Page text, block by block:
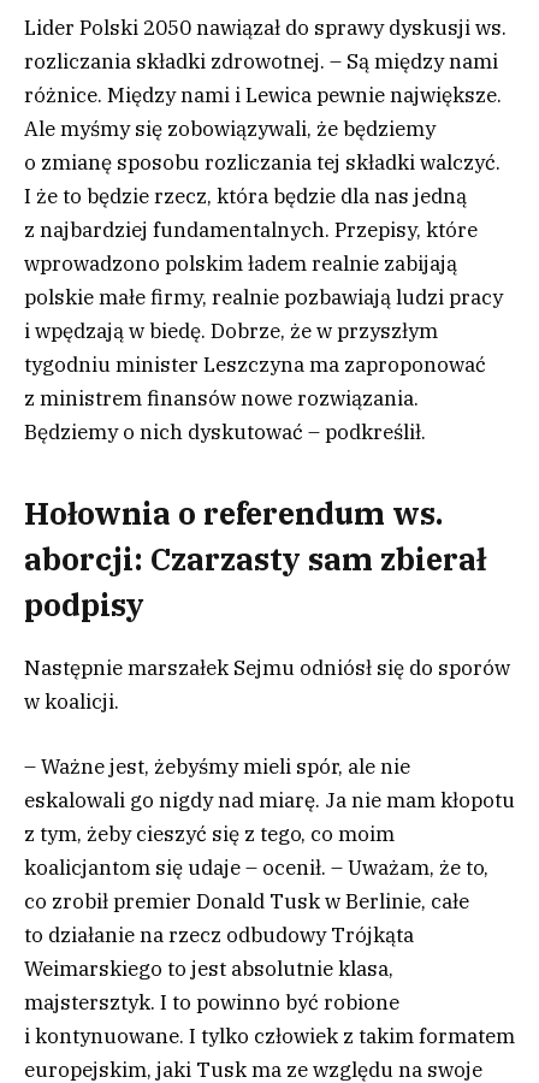
Lider Polski 2050 nawiązał do sprawy dyskusji ws.
rozliczania składki zdrowotnej. – Są między nami
różnice. Między nami i Lewica pewnie największe.
Ale myśmy się zobowiązywali, że będziemy
o zmianę sposobu rozliczania tej składki walczyć.
I że to będzie rzecz, która będzie dla nas jedną
z najbardziej fundamentalnych. Przepisy, które
wprowadzono polskim ładem realnie zabijają
polskie małe firmy, realnie pozbawiają ludzi pracy
i wpędzają w biedę. Dobrze, że w przyszłym
tygodniu minister Leszczyna ma zaproponować
z ministrem finansów nowe rozwiązania.
Będziemy o nich dyskutować – podkreślił.
Hołownia o referendum ws.
aborcji: Czarzasty sam zbierał
podpisy
Następnie marszałek Sejmu odniósł się do sporów
w koalicji.
– Ważne jest, żebyśmy mieli spór, ale nie
eskalowali go nigdy nad miarę. Ja nie mam kłopotu
z tym, żeby cieszyć się z tego, co moim
koalicjantom się udaje – ocenił. – Uważam, że to,
co zrobił premier Donald Tusk w Berlinie, całe
to działanie na rzecz odbudowy Trójkąta
Weimarskiego to jest absolutnie klasa,
majstersztyk. I to powinno być robione
i kontynuowane. I tylko człowiek z takim formatem
europejskim, jaki Tusk ma ze względu na swoje